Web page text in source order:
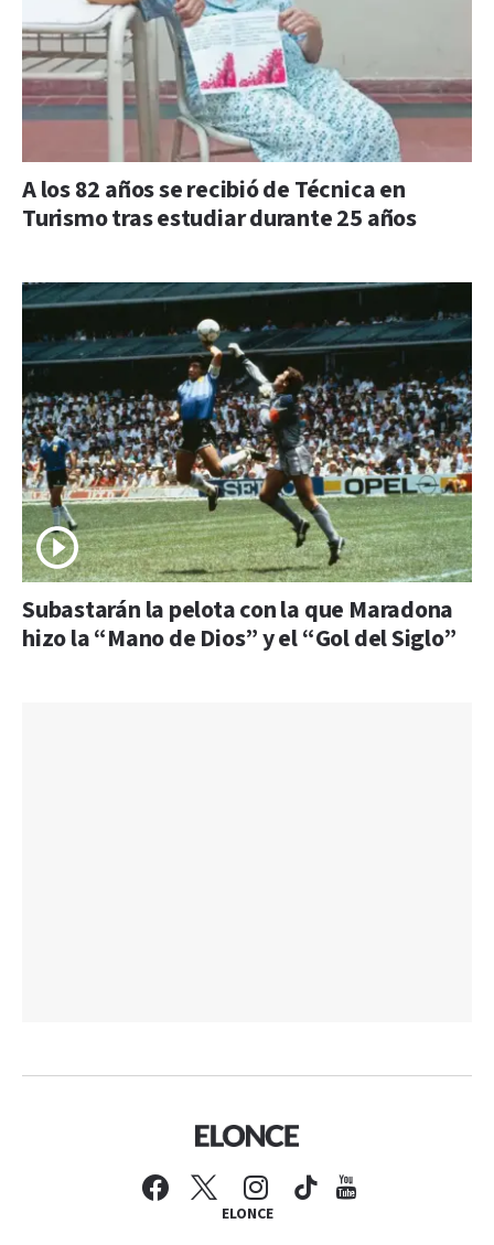
A los 82 años se recibió de Técnica en
Turismo tras estudiar durante 25 años
Subastarán la pelota con la que Maradona
hizo la “Mano de Dios” y el “Gol del Siglo”
ELONCE